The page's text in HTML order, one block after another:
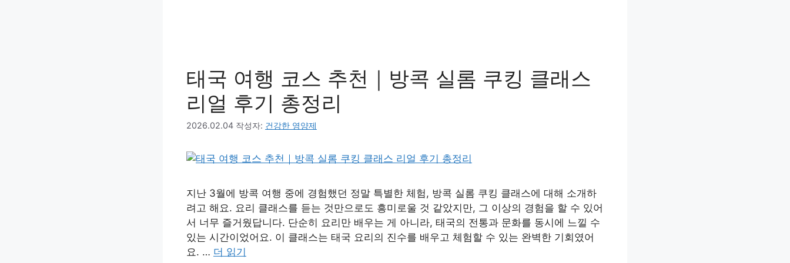
태국 여행 코스 추천｜방콕 실롬 쿠킹 클래스
리얼 후기 총정리
2026.02.04 작성자: 건강한 영양제
지난 3월에 방콕 여행 중에 경험했던 정말 특별한 체험, 방콕 실롬 쿠킹 클래스에 대해 소개하
려고 해요. 요리 클래스를 듣는 것만으로도 흥미로울 것 같았지만, 그 이상의 경험을 할 수 있어
서 너무 즐거웠답니다. 단순히 요리만 배우는 게 아니라, 태국의 전통과 문화를 동시에 느낄 수
있는 시간이었어요. 이 클래스는 태국 요리의 진수를 배우고 체험할 수 있는 완벽한 기회였어
요. … 더 읽기